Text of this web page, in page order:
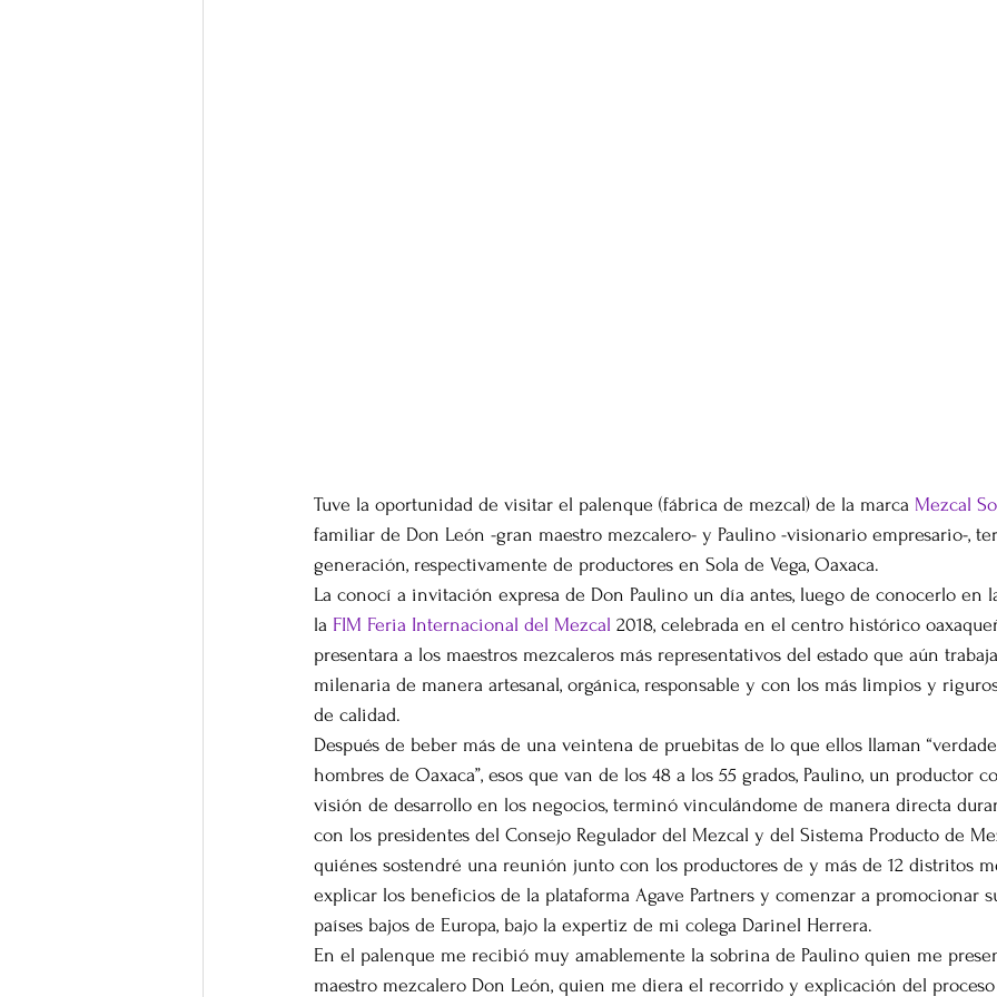
Tuve la oportunidad de visitar el palenque (fábrica de mezcal) de la marca Mezcal
familiar de Don León -gran maestro mezcalero- y Paulino -visionario empresario-,
generación, respectivamente de productores en Sola de Vega, Oaxaca.
La conocí a invitación expresa de Don Paulino un día antes, luego de conocerlo en
la FIM Feria Internacional del Mezcal 2018, celebrada en el centro histórico
presentara a los maestros mezcaleros más representativos del estado que aún
milenaria de manera artesanal, orgánica, responsable y con los más limpios y
de calidad.
Después de beber más de una veintena de pruebitas de lo que ellos llaman
hombres de Oaxaca”, esos que van de los 48 a los 55 grados, Paulino, un productor
visión de desarrollo en los negocios, terminó vinculándome de manera directa
con los presidentes del Consejo Regulador del Mezcal y del Sistema Producto de
quiénes sostendré una reunión junto con los productores de y más de 12 distritos
explicar los beneficios de la plataforma Agave Partners y comenzar a promocionar
países bajos de Europa, bajo la expertiz de mi colega Darinel Herrera.
En el palenque me recibió muy amablemente la sobrina de Paulino quien me
maestro mezcalero Don León, quien me diera el recorrido y explicación del